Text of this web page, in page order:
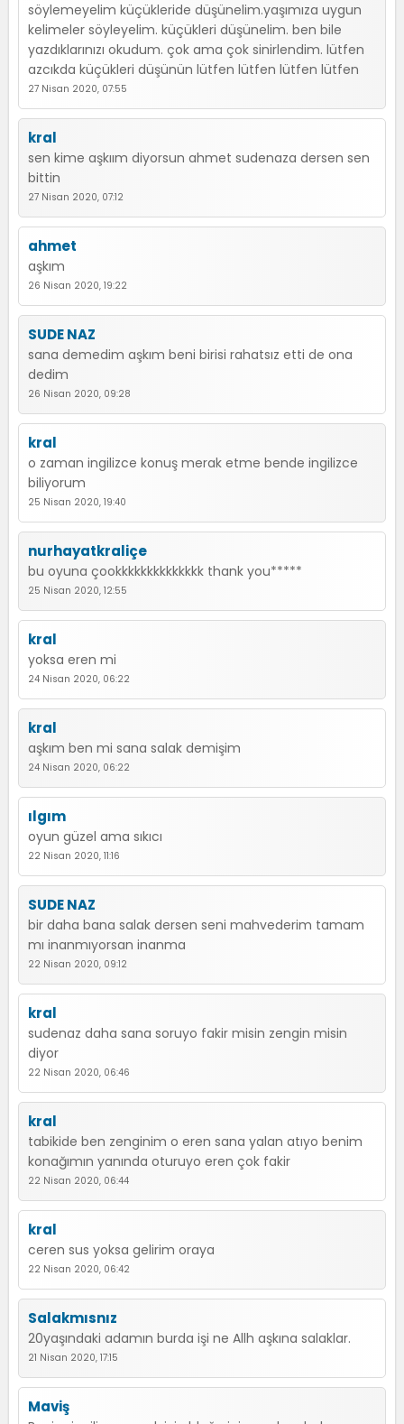
söylemeyelim küçükleride düşünelim.yaşımıza uygun
kelimeler söyleyelim. küçükleri düşünelim. ben bile
yazdıklarınızı okudum. çok ama çok sinirlendim. lütfen
azcıkda küçükleri düşünün lütfen lütfen lütfen lütfen
27 Nisan 2020, 07:55
kral
sen kime aşkıım diyorsun ahmet sudenaza dersen sen
bittin
27 Nisan 2020, 07:12
ahmet
aşkım
26 Nisan 2020, 19:22
SUDE NAZ
sana demedim aşkım beni birisi rahatsız etti de ona
dedim
26 Nisan 2020, 09:28
kral
o zaman ingilizce konuş merak etme bende ingilizce
biliyorum
25 Nisan 2020, 19:40
nurhayatkraliçe
bu oyuna çookkkkkkkkkkkkkk thank you*****
25 Nisan 2020, 12:55
kral
yoksa eren mi
24 Nisan 2020, 06:22
kral
aşkım ben mi sana salak demişim
24 Nisan 2020, 06:22
ılgım
oyun güzel ama sıkıcı
22 Nisan 2020, 11:16
SUDE NAZ
bir daha bana salak dersen seni mahvederim tamam
mı inanmıyorsan inanma
22 Nisan 2020, 09:12
kral
sudenaz daha sana soruyo fakir misin zengin misin
diyor
22 Nisan 2020, 06:46
kral
tabikide ben zenginim o eren sana yalan atıyo benim
konağımın yanında oturuyo eren çok fakir
22 Nisan 2020, 06:44
kral
ceren sus yoksa gelirim oraya
22 Nisan 2020, 06:42
Salakmısnız
20yaşındaki adamın burda işi ne Allh aşkına salaklar.
21 Nisan 2020, 17:15
Maviş